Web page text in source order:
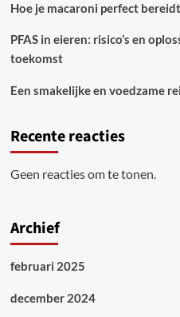
Hoe je macaroni perfect
PFAS in eieren: risico’s en
toekomst
Een smakelijke en voedzame
Recente reacties
Geen reacties om te tonen.
Archief
februari 2025
december 2024